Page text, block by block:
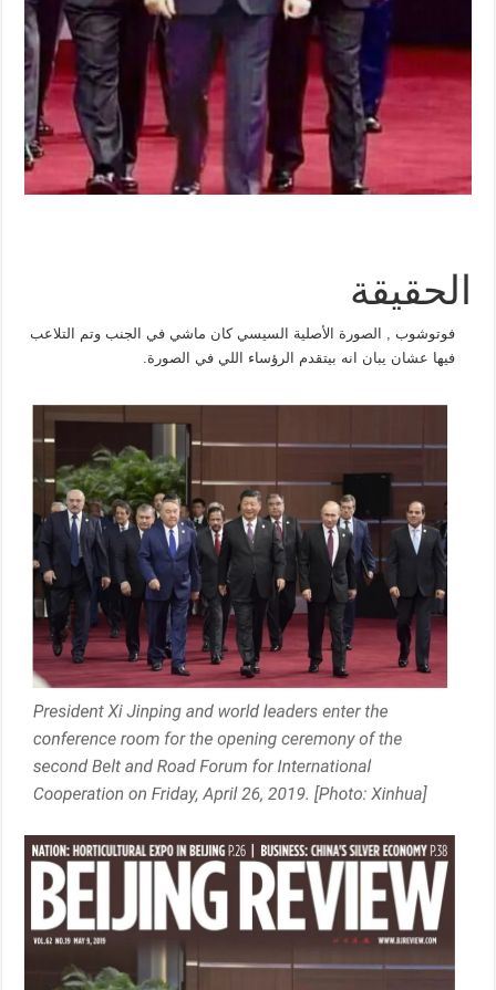
الحقيقة
فوتوشوب , الصورة الأصلية السيسي كان ماشي في الجنب وتم التلاعب
فيها عشان يبان انه بيتقدم الرؤساء اللي في الصورة.